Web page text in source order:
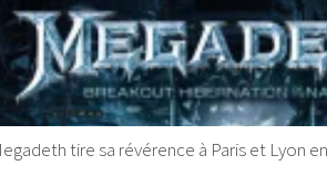
tire sa révérence à Paris et Lyon